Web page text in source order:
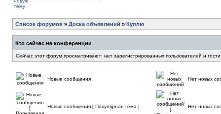
Список форумов » Доска объявлений » Куплю
Кто сейчас на конференции
Сейчас этот форум просматривают: нет зарегистрированных пользователей и
Новые сообщения Нет новых
Новые сообщения [ Популярная тема ] Нет новых